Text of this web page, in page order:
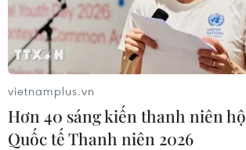
vietnamplus.vn
Hơn 40 sáng kiến thanh niên
Quốc tế Thanh niên 2026